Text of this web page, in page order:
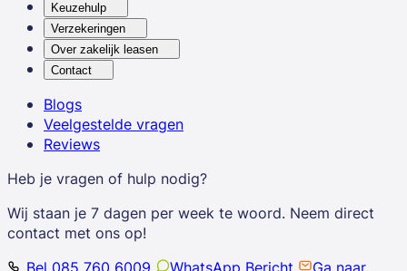
Keuzehulp
Verzekeringen
Over zakelijk leasen
Contact
Blogs
Veelgestelde vragen
Reviews
Heb je vragen of hulp nodig?
Wij staan je 7 dagen per week te woord. Neem direct
contact met ons op!